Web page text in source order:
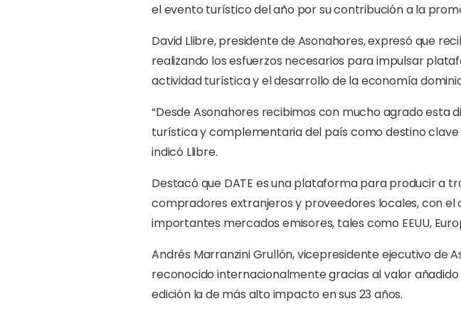
el evento turístico del año por su contribución a la
David Llibre, presidente de Asonahores, expresó que
realizando los esfuerzos necesarios para impulsar
actividad turística y el desarrollo de la economía
“Desde Asonahores recibimos con mucho agrado
turística y complementaria del país como destino
indicó Llibre.
Destacó que DATE es una plataforma para producir a
compradores extranjeros y proveedores locales, con
importantes mercados emisores, tales como EEUU,
Andrés Marranzini Grullón, vicepresidente ejecutivo de
reconocido internacionalmente gracias al valor
edición la de más alto impacto en sus 23 años.